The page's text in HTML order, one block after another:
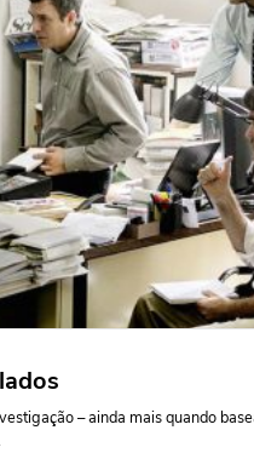
– ainda mais quando